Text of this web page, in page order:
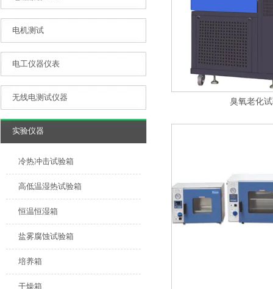
电机测试
电工仪器仪表
无线电测试仪器
实验仪器
冷热冲击试验箱
高低温湿热试验箱
恒温恒湿箱
盐雾腐蚀试验箱
培养箱
干燥箱
臭氧老化